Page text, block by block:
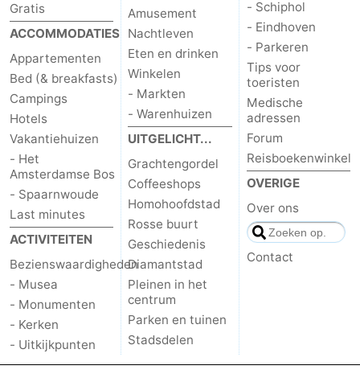
Gratis
ACCOMMODATIES
Appartementen
Bed (& breakfasts)
Campings
Hotels
Vakantiehuizen
- Het
Amsterdamse Bos
- Spaarnwoude
Last minutes
ACTIVITEITEN
Bezienswaardigheden
- Musea
- Monumenten
- Kerken
- Uitkijkpunten
Amusement
Nachtleven
Eten en drinken
Winkelen
- Markten
- Warenhuizen
UITGELICHT...
Grachtengordel
Coffeeshops
Homohoofdstad
Rosse buurt
Geschiedenis
Diamantstad
Pleinen in het
centrum
Parken en tuinen
Stadsdelen
- Schiphol
- Eindhoven
- Parkeren
Tips voor
toeristen
Medische
adressen
Forum
Reisboekenwinkel
OVERIGE
Over ons
Contact